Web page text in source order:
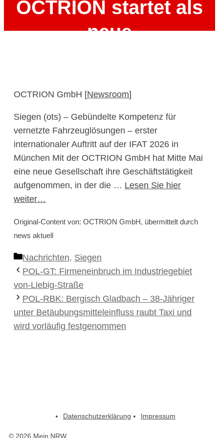
OCTRION startet als
neue
Gruppe
19. Mai 2026
OCTRION GmbH [Newsroom]
Siegen (ots) – Gebündelte Kompetenz für
vernetzte Fahrzeuglösungen – erster
internationaler Auftritt auf der IFAT 2026 in
München Mit der OCTRION GmbH hat Mitte Mai
eine neue Gesellschaft ihre Geschäftstätigkeit
aufgenommen, in der die … Lesen Sie hier
weiter…
Original-Content von: OCTRION GmbH, übermittelt durch
news aktuell
Kategorien
Nachrichten, Siegen
POL-GT: Firmeneinbruch im Industriegebiet
von-Liebig-Straße
POL-RBK: Bergisch Gladbach – 38-Jähriger
unter Betäubungsmitteleinfluss raubt Taxi und
wird vorläufig festgenommen
Datenschutzerklärung Impressum
© 2026 Mein NRW